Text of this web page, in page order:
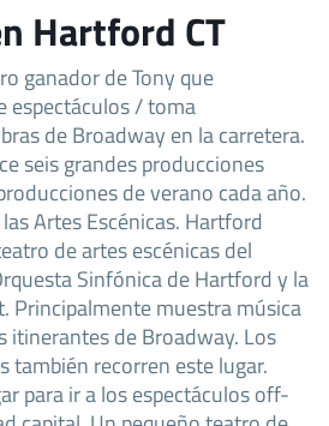
Hartford CT
ganador de Tony que
espectáculos / toma
de Broadway en la carretera.
seis grandes producciones
de verano cada año.
Artes Escénicas. Hartford
de artes escénicas del
Sinfónica de Hartford y la
Principalmente muestra música
itinerantes de Broadway. Los
también recorren este lugar.
para ir a los espectáculos off-